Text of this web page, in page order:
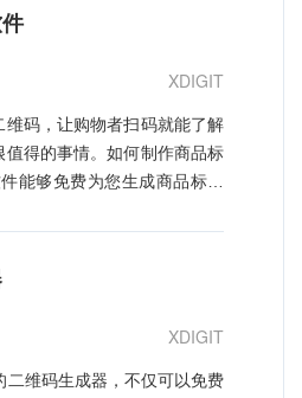
片二维码之前，您在发布了
编辑和修改图片，也无法跟
之后，得到了改变。以88 二
里看到每天、每个时间段有
的是什么手机，以及视频观
。如何创建图片二维码？1、
维码里将二维码类型设置成
入图片网址，同时不要选中
可以按照您的需要设置二维
二维码图片。 2、简单动态图
修改图片，或者想跟踪和统
小程序开发定制教育职业：
课程预定、课程报名、课程
产品活动、产品概况、在线
砍价； 3、小程序开发定制
成线上引流，引导客户到门
优惠活动； 4、小程序开发
制餐饮职业：完成外卖、扫
、精巧功用设置； 6、小程
现、美妆产品展现、价格展
你的邻近，让更多周围的住
小程序开发定制轿车职业：
XDIGIT
码，让购物者扫码就能了解
得的事情。如何制作商品标
能够免费为您生成商品标签
XDIGIT
维码生成器，不仅可以免费